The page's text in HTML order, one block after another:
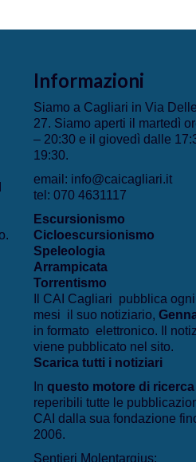
Informazioni
Siamo a Cagliari in Via
27. Siamo aperti il martedì
– 20:30 e il giovedì dalle
19:30.
email: info@caicagliari.it
tel: 070 4631117
Escursionismo
Cicloescursionismo
Speleologia
Arrampicata
Torrentismo
Il CAI Cagliari pubblica
mesi il suo notiziario,
in formato elettronico. Il
viene pubblicato nel sito.
Scarica tutti i notiziari
In questo motore di ricerca
reperibili tutte le
CAI dalla sua fondazione
2006.
Sentieri Molentargius: